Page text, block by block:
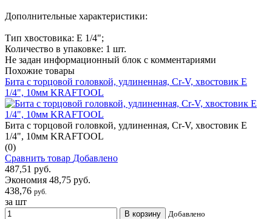
Дополнительные характеристики:
Тип хвостовика: E 1/4";
Количество в упаковке: 1 шт.
Не задан информационный блок с комментариями
Похожие товары
Бита с торцовой головкой, удлиненная, Cr-V, хвостовик E
1/4", 10мм KRAFTOOL
Бита с торцовой головкой, удлиненная, Cr-V, хвостовик E
1/4", 10мм KRAFTOOL
(0)
Сравнить товар Добавлено
487,51 руб.
Экономия 48,75 руб.
438,76 руб.
за шт
В корзину Добавлено